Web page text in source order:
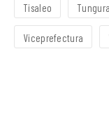
Tisaleo
Viceprefectura